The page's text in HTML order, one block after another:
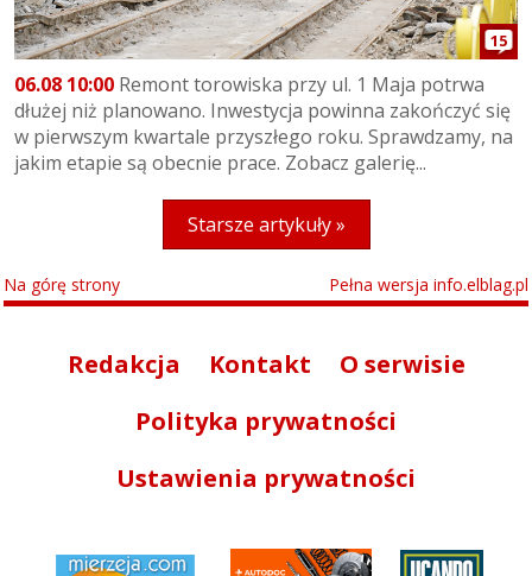
15
06.08 10:00 Remont torowiska przy ul. 1 Maja potrwa
dłużej niż planowano. Inwestycja powinna zakończyć się
w pierwszym kwartale przyszłego roku. Sprawdzamy, na
jakim etapie są obecnie prace. Zobacz galerię...
Starsze artykuły »
Na górę strony Pełna wersja info.elblag.pl
Redakcja Kontakt
O serwisie
Polityka prywatności
Ustawienia prywatności